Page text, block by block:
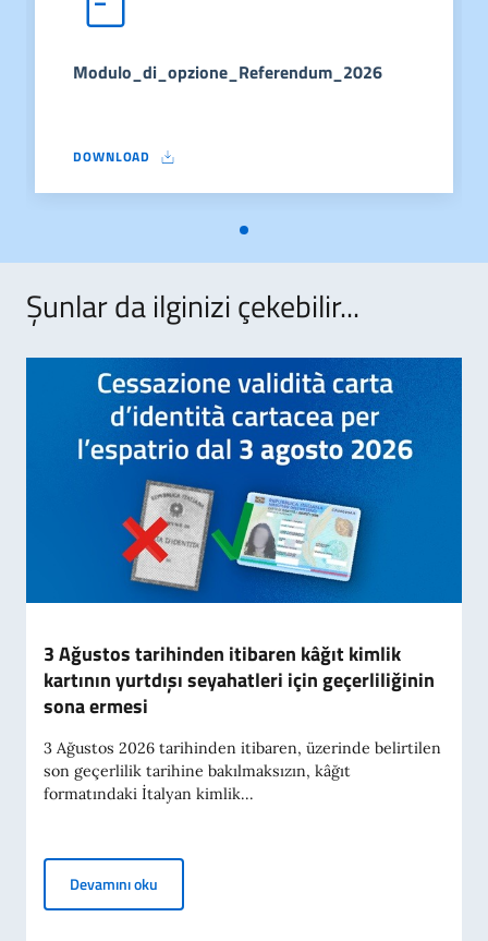
Modulo_di_opzione_Referendum_2026
DOWNLOAD
MODULO_DI_OPZIONE_REFERENDUM_2026
Şunlar da ilginizi çekebilir...
3 Ağustos tarihinden itibaren kâğıt kimlik
kartının yurtdışı seyahatleri için geçerliliğinin
sona ermesi
3 Ağustos 2026 tarihinden itibaren, üzerinde belirtilen
son geçerlilik tarihine bakılmaksızın, kâğıt
formatındaki İtalyan kimlik...
Devamını oku